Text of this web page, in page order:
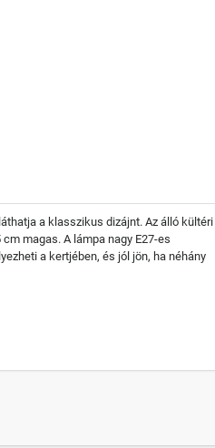
a klasszikus dizájnt. Az álló kültéri
magas. A lámpa nagy E27-es
a kertjében, és jól jön, ha néhány